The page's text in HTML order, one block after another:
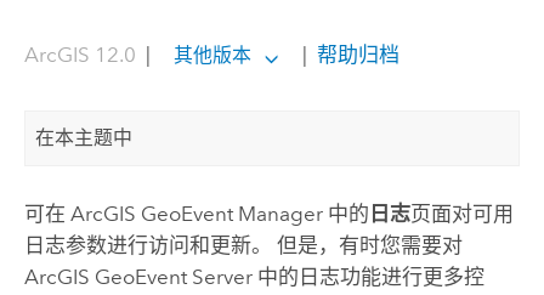
ArcGIS 12.0 其他版本 帮助归档
在本主题中
可在 ArcGIS GeoEvent Manager中的 日志页面对可用
日志参数进行访问和更新。 但是，有时您需要对
ArcGIS GeoEvent Server中的日志功能进行更多控